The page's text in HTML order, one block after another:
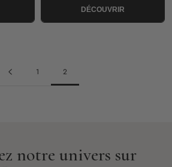
DÉCOUVRIR
1 2
notre univers sur